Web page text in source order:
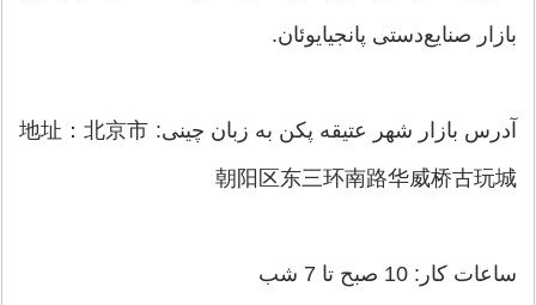
بازار صنایع‌دستی پانجیایوئان.
آدرس بازار شهر عتیقه پکن به زبان چینی: 地址：北京市
朝阳区东三环南路华威桥古玩城
ساعات کار: 10 صبح تا 7 شب